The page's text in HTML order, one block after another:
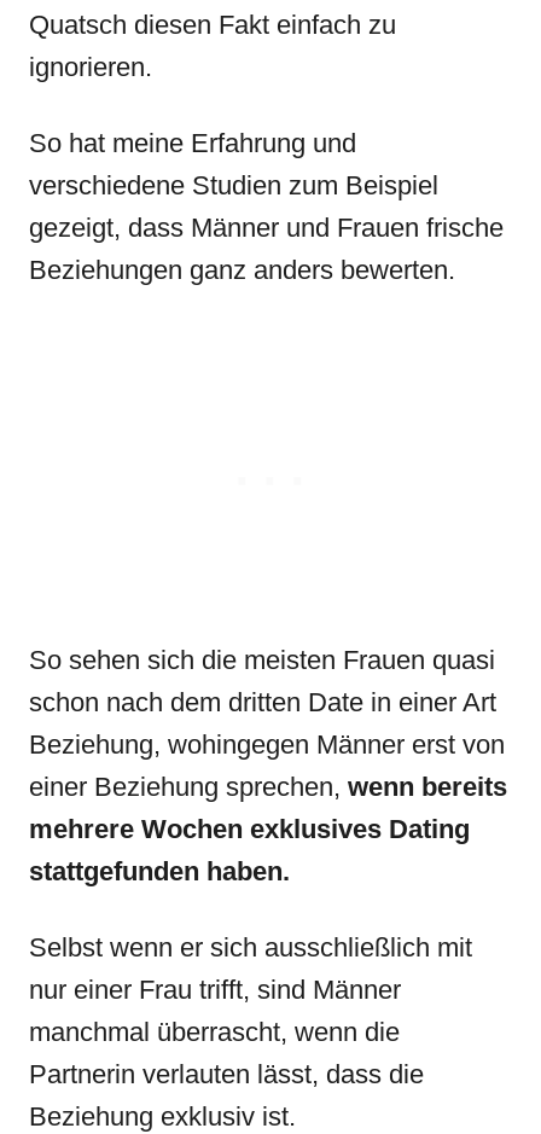
Quatsch diesen Fakt einfach zu
ignorieren.
So hat meine Erfahrung und
verschiedene Studien zum Beispiel
gezeigt, dass Männer und Frauen frische
Beziehungen ganz anders bewerten.
So sehen sich die meisten Frauen quasi
schon nach dem dritten Date in einer Art
Beziehung, wohingegen Männer erst von
einer Beziehung sprechen, wenn bereits
mehrere Wochen exklusives Dating
stattgefunden haben.
Selbst wenn er sich ausschließlich mit
nur einer Frau trifft, sind Männer
manchmal überrascht, wenn die
Partnerin verlauten lässt, dass die
Beziehung exklusiv ist.